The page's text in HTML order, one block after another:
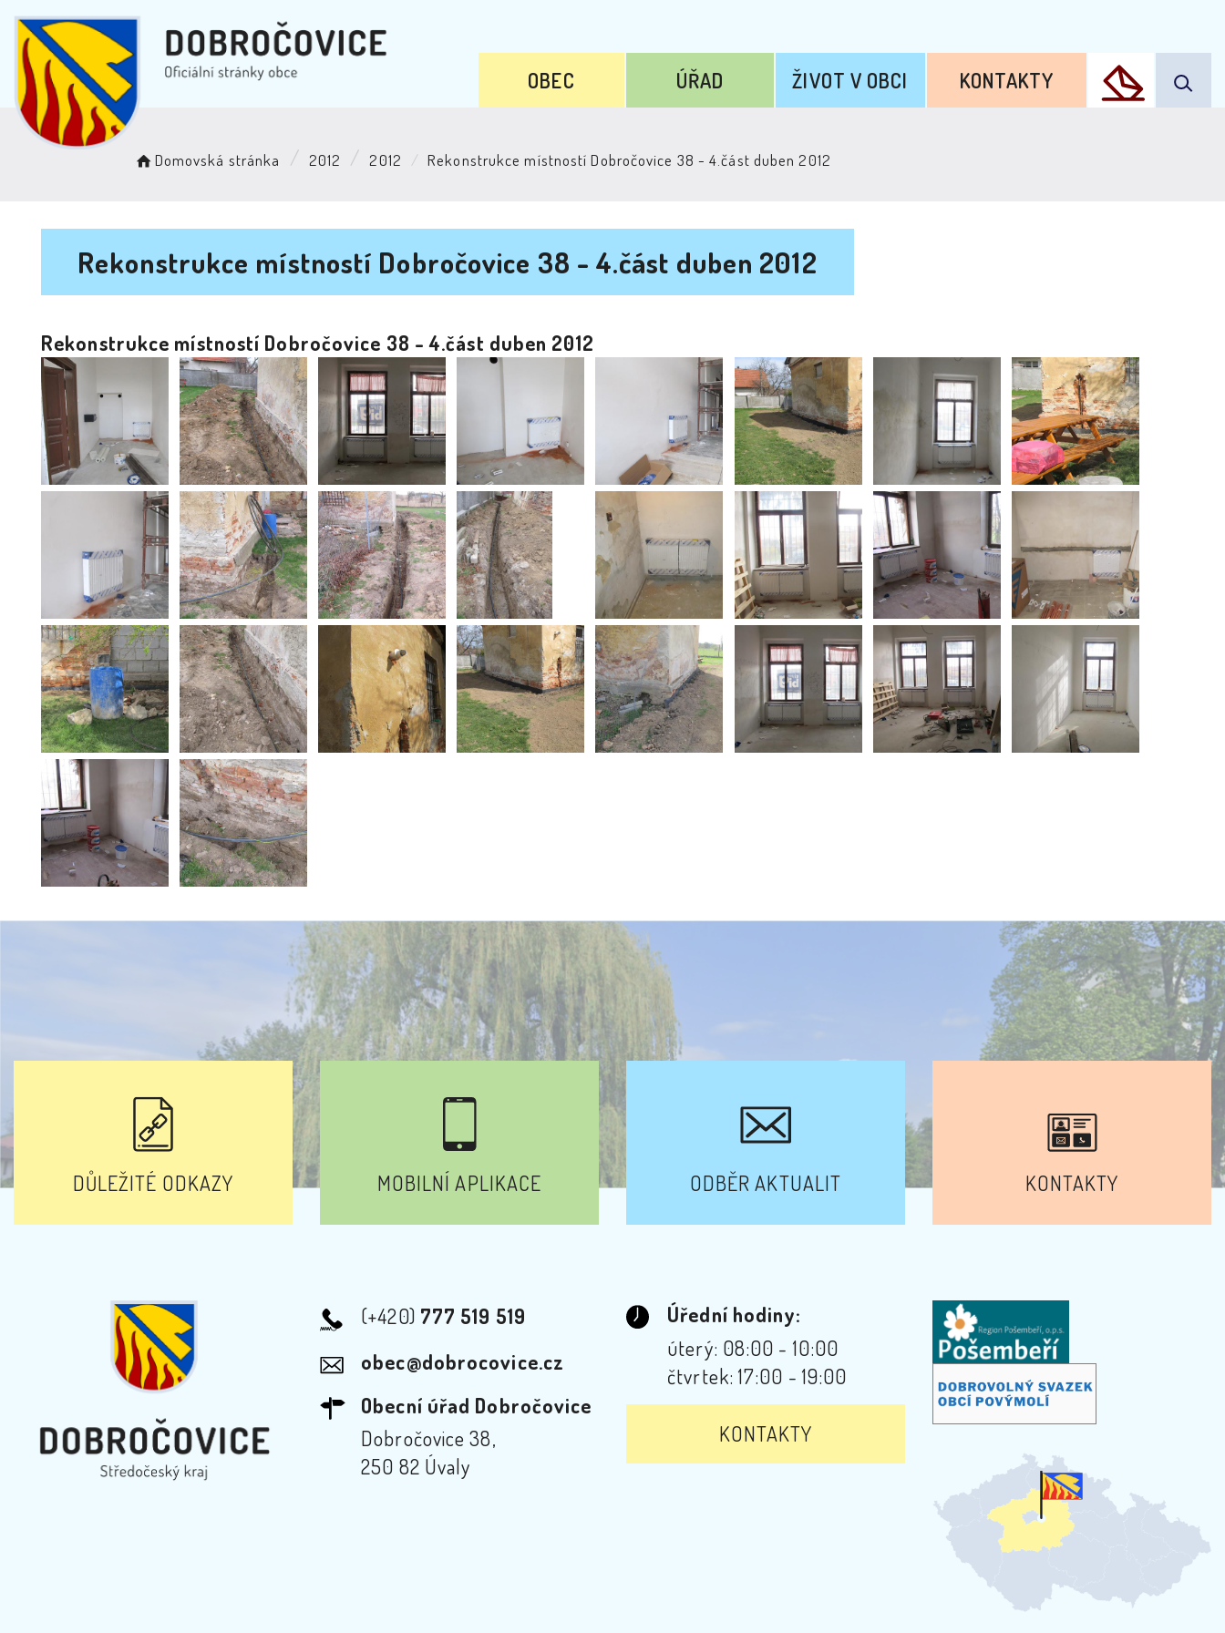
OBEC ÚŘAD ŽIVOT V OBCI KONTAKTY
Domovská stránka 2012 2012 Rekonstrukce místností Dobročovice 38 - 4.část duben 2012
Rekonstrukce místností Dobročovice 38 - 4.část duben 2012
Rekonstrukce místností Dobročovice 38 - 4.část duben 2012
DŮLEŽITÉ ODKAZY MOBILNÍ APLIKACE ODBĚR AKTUALIT KONTAKTY
(+420) 777 519 519
obec@dobrocovice.cz
Obecní úřad Dobročovice
Dobročovice 38,
250 82 Úvaly
Úřední hodiny:
úterý: 08:00 - 10:00
čtvrtek: 17:00 - 19:00
KONTAKTY